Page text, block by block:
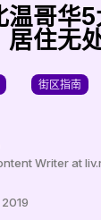
温哥华
居住无
街区指南
Writer at